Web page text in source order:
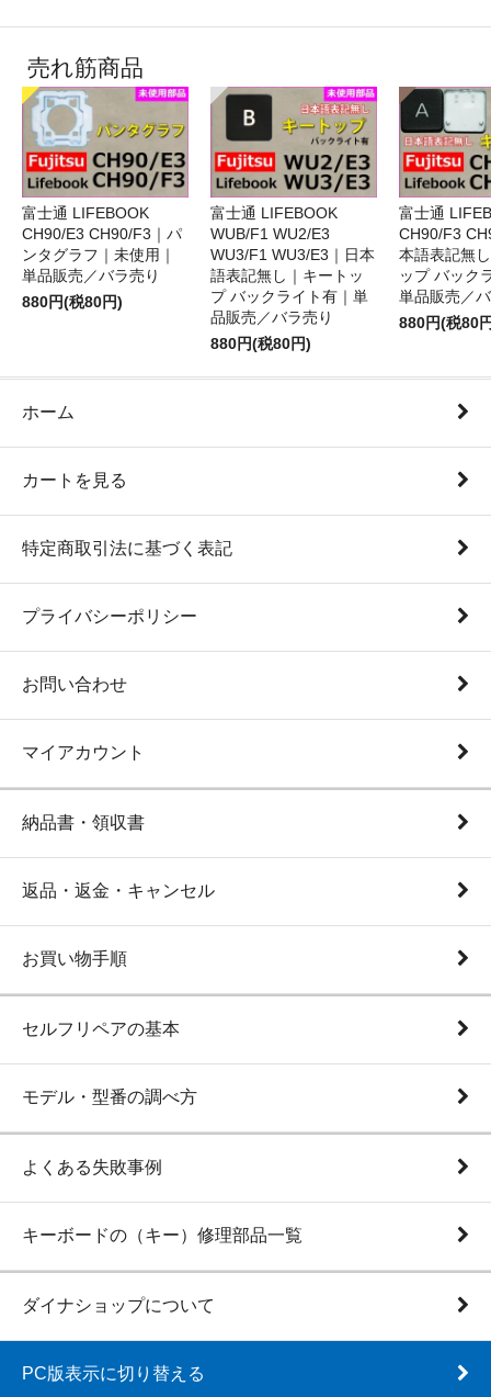
売れ筋商品
富士通 LIFEBOOK
CH90/E3 CH90/F3｜パ
ンタグラフ｜未使用｜
単品販売／バラ売り
880円(税80円)
富士通 LIFEBOOK
WUB/F1 WU2/E3
WU3/F1 WU3/E3｜日本
語表記無し｜キートッ
プ バックライト有｜単
品販売／バラ売り
880円(税80円)
富士通
CH90/F3
本語表記無
ップ バック
単品販売／
880円(税80
ホーム
カートを見る
特定商取引法に基づく表記
プライバシーポリシー
お問い合わせ
マイアカウント
納品書・領収書
返品・返金・キャンセル
お買い物手順
セルフリペアの基本
モデル・型番の調べ方
よくある失敗事例
キーボードの（キー）修理部品一覧
ダイナショップについて
PC版表示に切り替える